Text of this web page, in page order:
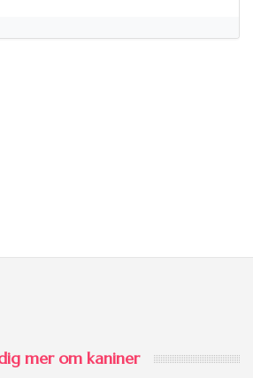
mer om kaniner